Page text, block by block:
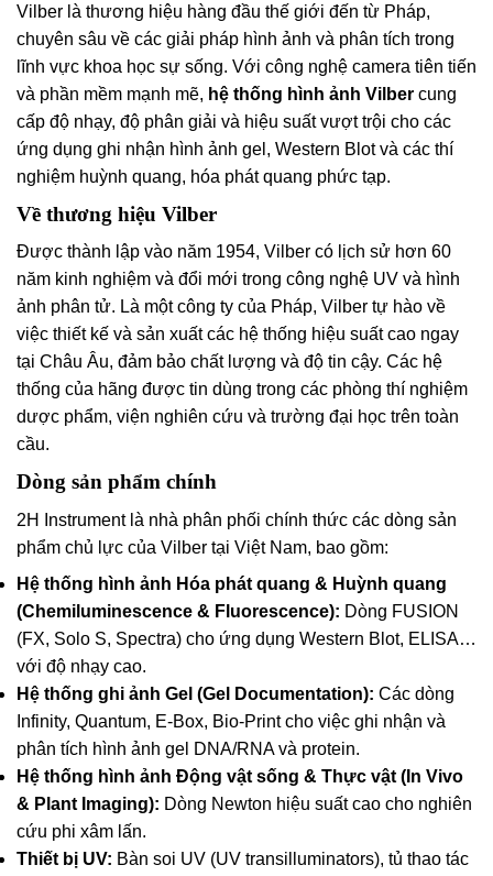
Vilber là thương hiệu hàng đầu thế giới đến từ Pháp,
chuyên sâu về các giải pháp hình ảnh và phân tích trong
lĩnh vực khoa học sự sống. Với công nghệ camera tiên tiến
và phần mềm mạnh mẽ, hệ thống hình ảnh Vilber cung
cấp độ nhạy, độ phân giải và hiệu suất vượt trội cho các
ứng dụng ghi nhận hình ảnh gel, Western Blot và các thí
nghiệm huỳnh quang, hóa phát quang phức tạp.
Về thương hiệu Vilber
Được thành lập vào năm 1954, Vilber có lịch sử hơn 60
năm kinh nghiệm và đổi mới trong công nghệ UV và hình
ảnh phân tử. Là một công ty của Pháp, Vilber tự hào về
việc thiết kế và sản xuất các hệ thống hiệu suất cao ngay
tại Châu Âu, đảm bảo chất lượng và độ tin cậy. Các hệ
thống của hãng được tin dùng trong các phòng thí nghiệm
dược phẩm, viện nghiên cứu và trường đại học trên toàn
cầu.
Dòng sản phẩm chính
2H Instrument là nhà phân phối chính thức các dòng sản
phẩm chủ lực của Vilber tại Việt Nam, bao gồm:
Hệ thống hình ảnh Hóa phát quang & Huỳnh quang
(Chemiluminescence & Fluorescence): Dòng FUSION
(FX, Solo S, Spectra) cho ứng dụng Western Blot, ELISA…
với độ nhạy cao.
Hệ thống ghi ảnh Gel (Gel Documentation): Các dòng
Infinity, Quantum, E-Box, Bio-Print cho việc ghi nhận và
phân tích hình ảnh gel DNA/RNA và protein.
Hệ thống hình ảnh Động vật sống & Thực vật (In Vivo
& Plant Imaging): Dòng Newton hiệu suất cao cho nghiên
cứu phi xâm lấn.
Thiết bị UV: Bàn soi UV (UV transilluminators), tủ thao tác